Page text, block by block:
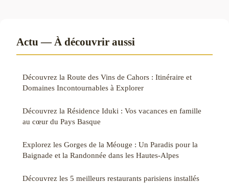
Actu — À découvrir aussi
Découvrez la Route des Vins de Cahors : Itinéraire et
Domaines Incontournables à Explorer
Découvrez la Résidence Iduki : Vos vacances en famille
au cœur du Pays Basque
Explorez les Gorges de la Méouge : Un Paradis pour la
Baignade et la Randonnée dans les Hautes-Alpes
Découvrez les 5 meilleurs restaurants parisiens installés